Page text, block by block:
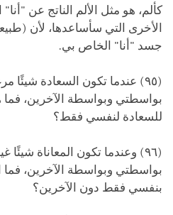
كألم، هو مثل الألم الناتج عن
الأخرى التي سأساعدها، لأن
جسد "أنا" الخاص بي.
(٩٥) عندما تكون السعادة شيئًا
بواسطتي وبواسطة الآخرين،
للسعادة لنفسي فقط؟
(٩٦) وعندما تكون المعاناة
بواسطتي وبواسطة الآخرين، فما
بنفسي فقط دون الآخرين؟